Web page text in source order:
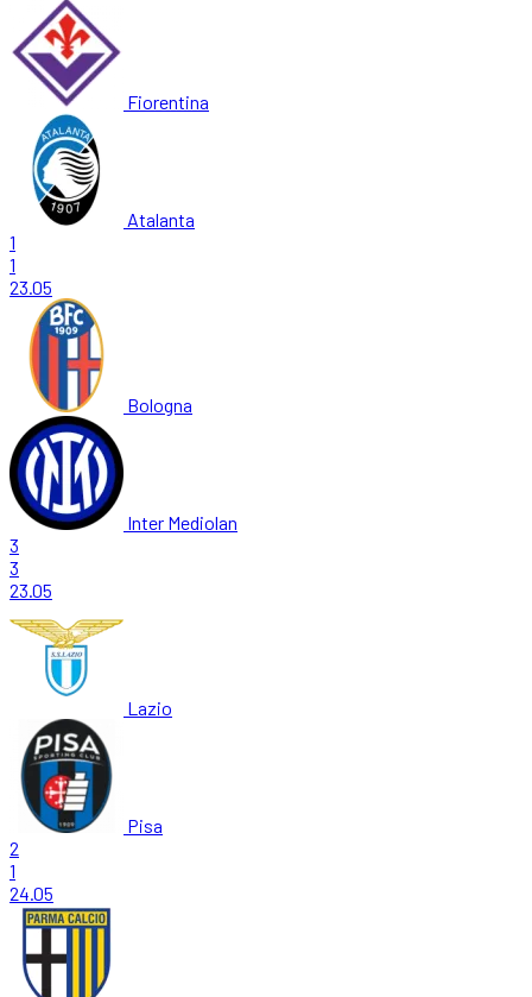
Fiorentina
Atalanta
1
1
23.05
Bologna
Inter Mediolan
3
3
23.05
Lazio
Pisa
2
1
24.05